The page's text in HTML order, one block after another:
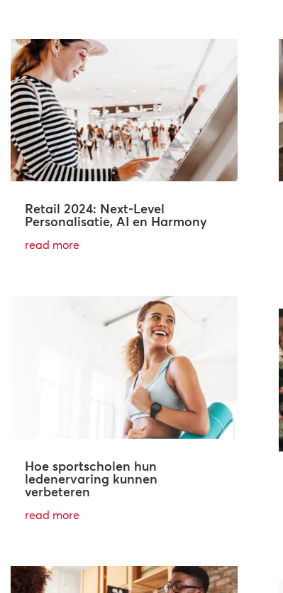
Retail 2024: Next-Level
Personalisatie, AI en Harmony
read more
Hoe sportscholen hun
ledenervaring kunnen
verbeteren
read more